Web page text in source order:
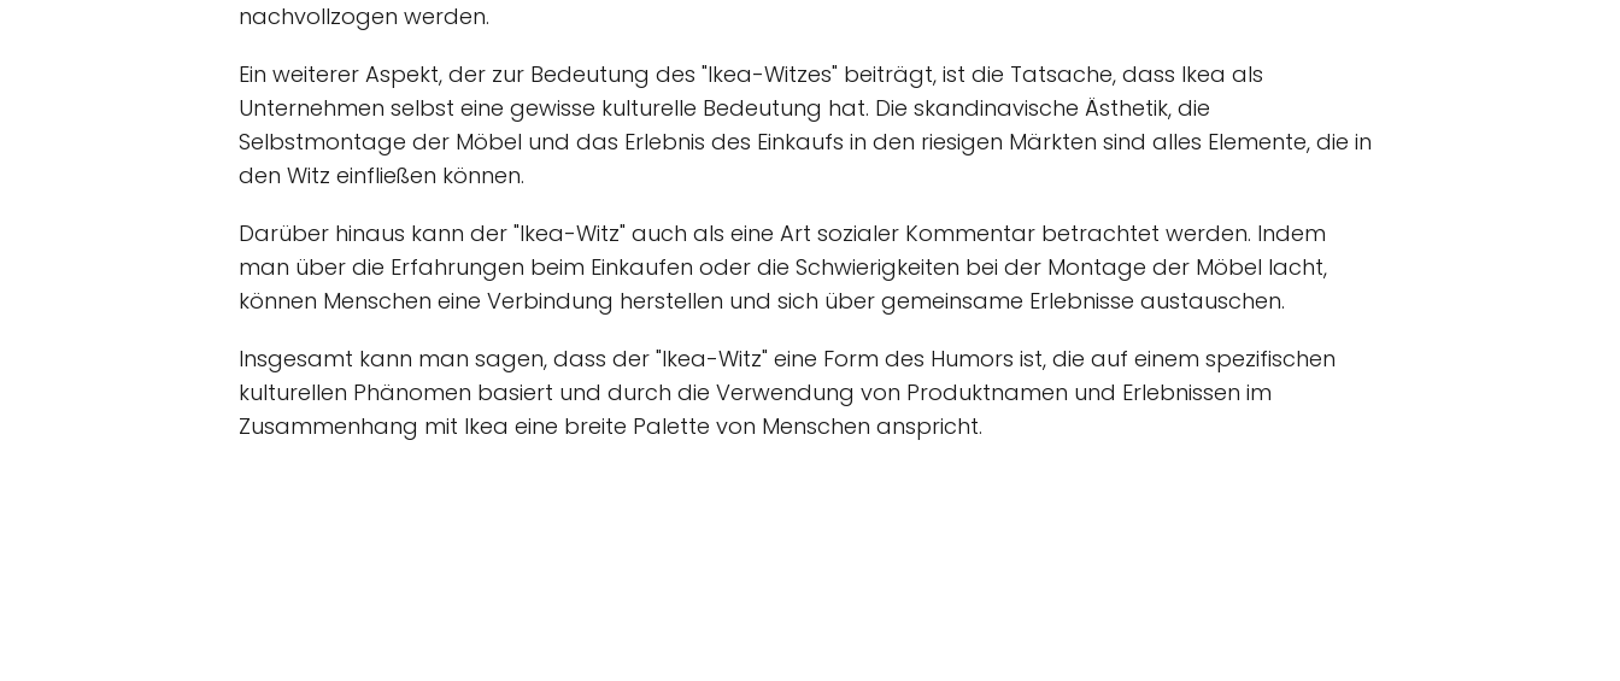
nachvollzogen werden.
Ein weiterer Aspekt, der zur Bedeutung des "Ikea-Witzes" beiträgt, ist die Tatsache, dass Ikea als
Unternehmen selbst eine gewisse kulturelle Bedeutung hat. Die skandinavische Ästhetik, die
Selbstmontage der Möbel und das Erlebnis des Einkaufs in den riesigen Märkten sind alles Elemente, die in
den Witz einfließen können.
Darüber hinaus kann der "Ikea-Witz" auch als eine Art sozialer Kommentar betrachtet werden. Indem
man über die Erfahrungen beim Einkaufen oder die Schwierigkeiten bei der Montage der Möbel lacht,
können Menschen eine Verbindung herstellen und sich über gemeinsame Erlebnisse austauschen.
Insgesamt kann man sagen, dass der "Ikea-Witz" eine Form des Humors ist, die auf einem spezifischen
kulturellen Phänomen basiert und durch die Verwendung von Produktnamen und Erlebnissen im
Zusammenhang mit Ikea eine breite Palette von Menschen anspricht.